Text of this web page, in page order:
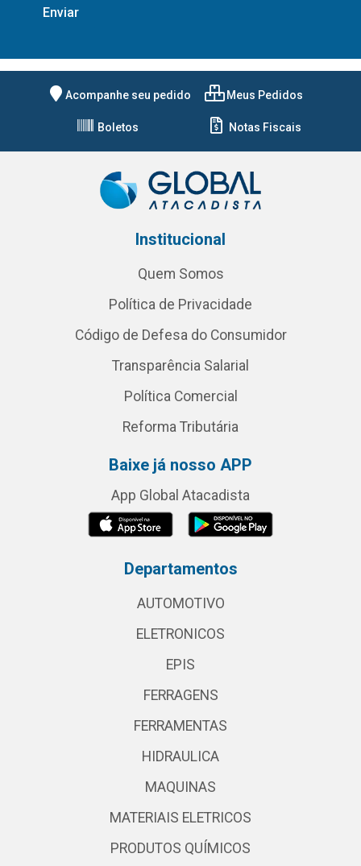
Acompanhe seu pedido Meus Pedidos
Boletos Notas Fiscais
Institucional
Quem Somos
Política de Privacidade
Código de Defesa do Consumidor
Transparência Salarial
Política Comercial
Reforma Tributária
Baixe já nosso APP
App Global Atacadista
Departamentos
AUTOMOTIVO
ELETRONICOS
EPIS
FERRAGENS
FERRAMENTAS
HIDRAULICA
MAQUINAS
MATERIAIS ELETRICOS
PRODUTOS QUÍMICOS